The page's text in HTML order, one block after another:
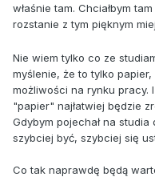
właśnie tam. Chciałbym
rozstanie z tym pięknym
Nie wiem tylko co ze
myślenie, że to tylko
możliwości na rynku pracy.
"papier" najłatwiej będzie
Gdybym pojechał na
szybciej być, szybciej się
Co tak naprawdę będą